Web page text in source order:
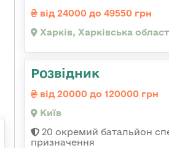
від 24000 до 49550 грн
Харків, Харківська
Розвідник
від 20000 до 120000 грн
Київ
20 окремий батальйон
призначення